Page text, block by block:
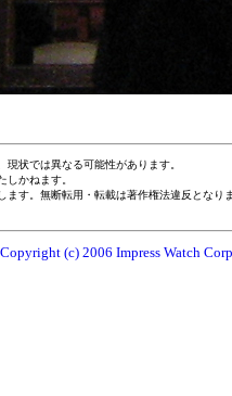
現状では異なる可能性があります。
しかねます。
ます。無断転用・転載は著作権法違反とな
Copyright (c) 2006 Impress Watch